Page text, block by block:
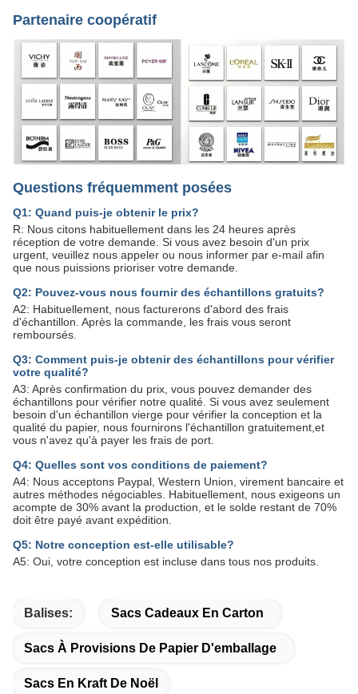
Partenaire coopératif
Questions fréquemment posées
Q1: Quand puis-je obtenir le prix?
R: Nous citons habituellement dans les 24 heures après
réception de votre demande. Si vous avez besoin d'un prix
urgent, veuillez nous appeler ou nous informer par e-mail afin
que nous puissions prioriser votre demande.
Q2: Pouvez-vous nous fournir des échantillons gratuits?
A2: Habituellement, nous facturerons d'abord des frais
d'échantillon. Après la commande, les frais vous seront
remboursés.
Q3: Comment puis-je obtenir des échantillons pour vérifier
votre qualité?
A3: Après confirmation du prix, vous pouvez demander des
échantillons pour vérifier notre qualité. Si vous avez seulement
besoin d'un échantillon vierge pour vérifier la conception et la
qualité du papier, nous fournirons l'échantillon gratuitement,et
vous n'avez qu'à payer les frais de port.
Q4: Quelles sont vos conditions de paiement?
A4: Nous acceptons Paypal, Western Union, virement bancaire et
autres méthodes négociables. Habituellement, nous exigeons un
acompte de 30% avant la production, et le solde restant de 70%
doit être payé avant expédition.
Q5: Notre conception est-elle utilisable?
A5: Oui, votre conception est incluse dans tous nos produits.
Balises: Sacs Cadeaux En Carton
Sacs À Provisions De Papier D'emballage
Sacs En Kraft De Noël